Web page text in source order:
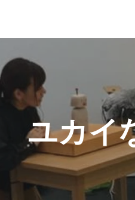
ユカイ